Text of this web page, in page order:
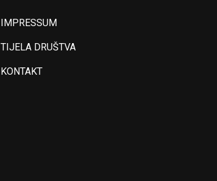
IMPRESSUM
TIJELA DRUŠTVA
KONTAKT